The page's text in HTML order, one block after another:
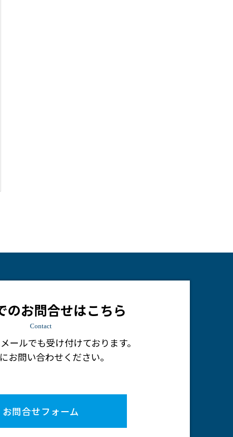
のお問合せはこちら
Contact
ールでも受け付けております。
お問い合わせください。
お問合せフォーム